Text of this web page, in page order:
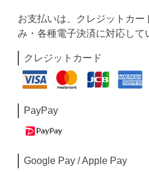
お支払いは、クレジットカー
み・各種電子決済に対応して
クレジットカード
PayPay
Google Pay / Apple Pay